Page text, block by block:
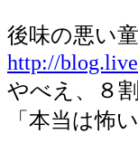
後味の悪い
http://
やべえ、８
「本当は怖